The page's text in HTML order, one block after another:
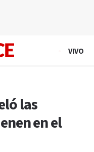
VIVO
las
en el